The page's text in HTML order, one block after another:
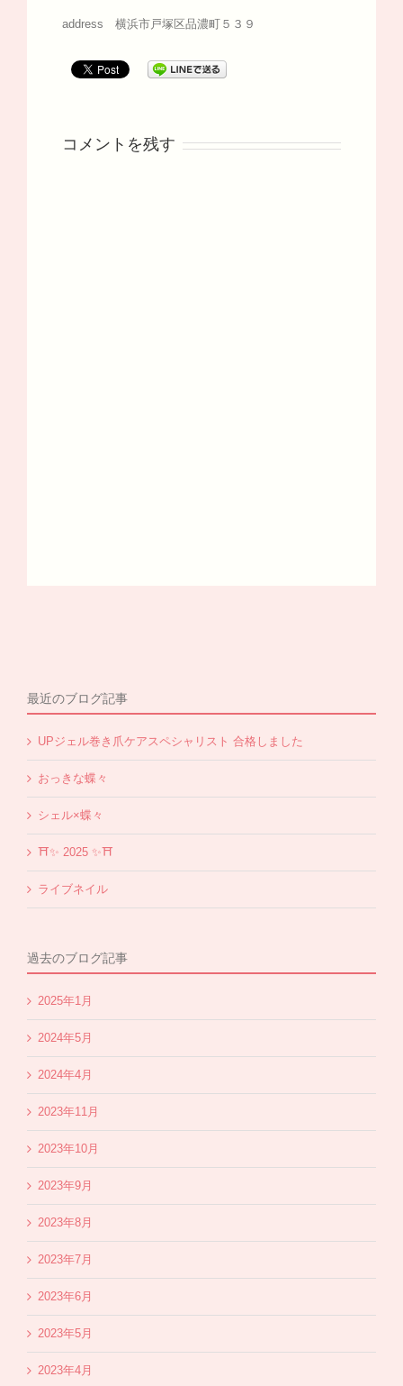
address 横浜市戸塚区品濃町５３９
コメントを残す
最近のブログ記事
UPジェル巻き爪ケアスペシャリスト 合格しました
おっきな蝶々
シェル×蝶々
⛩✨️ 2025 ✨️⛩
ライブネイル
過去のブログ記事
2025年1月
2024年5月
2024年4月
2023年11月
2023年10月
2023年9月
2023年8月
2023年7月
2023年6月
2023年5月
2023年4月